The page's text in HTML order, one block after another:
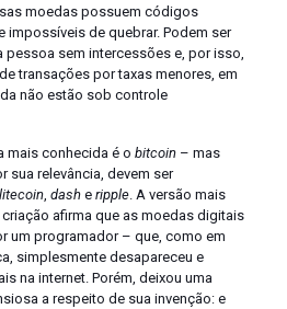
moedas possuem códigos
impossíveis de quebrar. Podem ser
sem intercessões e, por isso,
transações por taxas menores, em
não estão sob controle
mais conhecida é o bitcoin– mas
sua relevância, devem ser
litecoin, dash e ripple. A versão mais
afirma que as moedas digitais
um programador – que, como em
simplesmente desapareceu e
na internet. Porém, deixou uma
a respeito de sua invenção: e